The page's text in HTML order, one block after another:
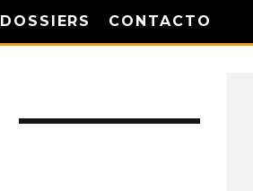
DOSSIERS CONTACTO